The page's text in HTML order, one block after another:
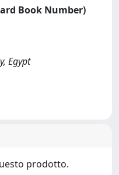
Book Number)
Egypt
prodotto.